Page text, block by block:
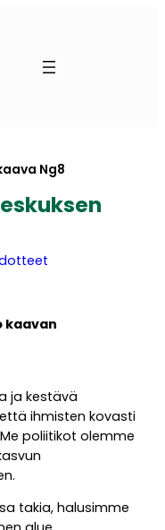
Ng8
kaavan
ja kestävä
ihmisten kovasti
poliitikot olemme
takia, halusimme